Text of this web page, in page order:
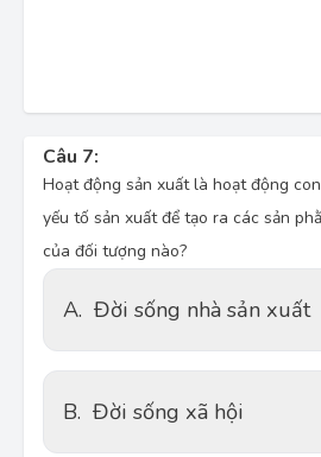
Câu 7:
Hoạt động sản xuất là hoạt động
yếu tố sản xuất để tạo ra các sản
của đối tượng nào?
A. Đời sống nhà sản xuất
B. Đời sống xã hội